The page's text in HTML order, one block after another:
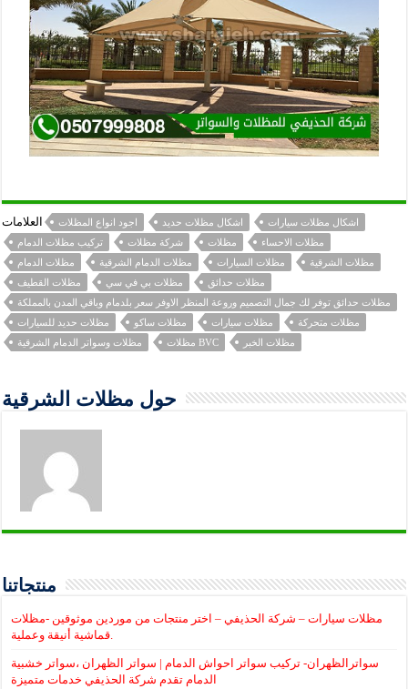
العلامات اجود انواع المظلات اشكال مظلات حديد
اشكال مظلات سيارات
تركيب مظلات الدمام
شركة مظلات مظلات
مظلات الاحساء
مظلات الدمام
مظلات الدمام الشرقية مظلات السيارات
مظلات الشرقية
مظلات القطيف
مظلات بي في سي
مظلات حدائق
مظلات حدائق توفر لك جمال التصميم وروعة المنظر الاوفر سعر بلدمام وباقي المدن بالمملكة
مظلات حديد للسيارات
مظلات ساكو مظلات سيارات
مظلات متحركة
مظلات وسواتر الدمام الشرقية
مظلات BVC مظلات الخبر
حول مظلات الشرقية
منتجاتنا
مظلات سيارات – شركة الحذيفي – اختر منتجات من موردين موثوقين -مظلات
سواترالظهران- تركيب سواتر احواش الدمام | سواتر الظهران ،سواتر خشبية
الدمام تقدم شركة الحذيفي خدمات متميزة